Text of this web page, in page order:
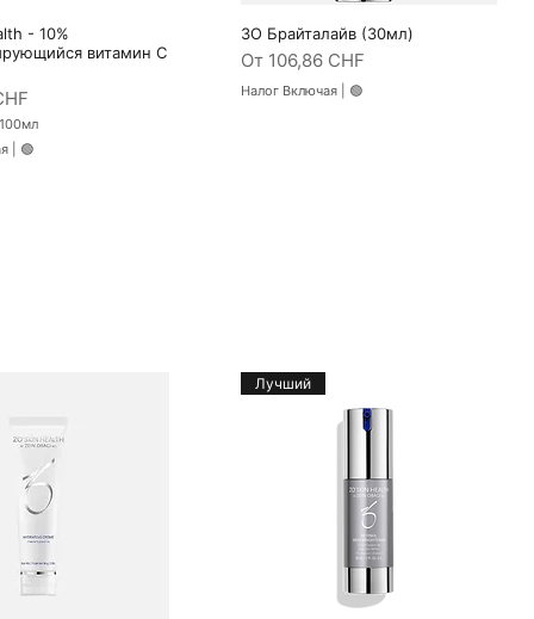
просмотр
- 10%
витамин С
100мл
🟢
Быстрый просмотр
ЗО Брайталайв (30мл)
От 106,86 CHF
Цена со скидкой
Налог Включая| 🟢
Лучший